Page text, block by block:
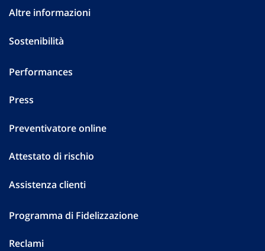
Altre informazioni
Sostenibilità
Performances
Press
Preventivatore online
Attestato di rischio
Assistenza clienti
Programma di Fidelizzazione
Reclami